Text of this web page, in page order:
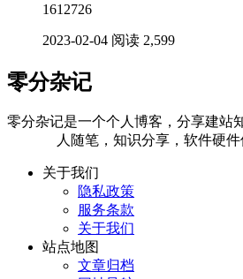
1612726
2023-02-04 阅读 2,599
零分杂记
零分杂记是一个个人博客，分享建站
人随笔，知识分享，软件硬件
关于我们
隐私政策
服务条款
关于我们
站点地图
文章归档